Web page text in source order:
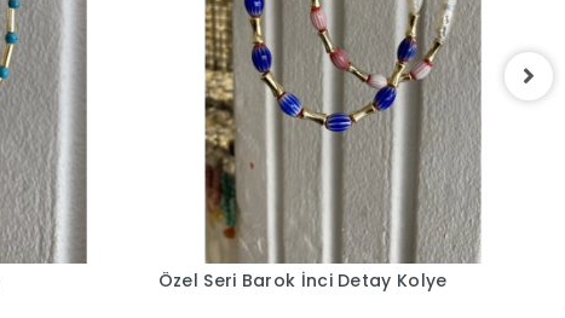
Sepete Ekle
Özel Seri Barok İnci Detay Kolye